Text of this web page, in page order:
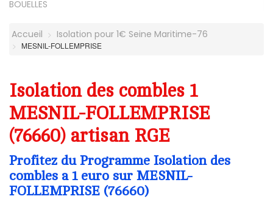
BOUELLES
Accueil Isolation pour 1€ Seine Maritime-76
MESNIL-FOLLEMPRISE
Isolation des combles 1
MESNIL-FOLLEMPRISE
(76660) artisan RGE
Profitez du Programme Isolation des
combles a 1 euro sur MESNIL-
FOLLEMPRISE (76660)